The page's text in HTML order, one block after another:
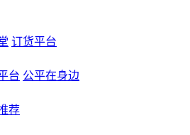
订货平台
台 公平在身边
荐